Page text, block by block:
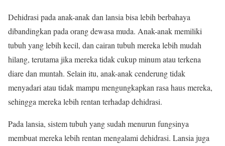
Dehidrasi pada anak-anak dan lansia bisa lebih berbahaya
dibandingkan pada orang dewasa muda. Anak-anak memiliki
tubuh yang lebih kecil, dan cairan tubuh mereka lebih mudah
hilang, terutama jika mereka tidak cukup minum atau terkena
diare dan muntah. Selain itu, anak-anak cenderung tidak
menyadari atau tidak mampu mengungkapkan rasa haus mereka,
sehingga mereka lebih rentan terhadap dehidrasi.
Pada lansia, sistem tubuh yang sudah menurun fungsinya
membuat mereka lebih rentan mengalami dehidrasi. Lansia juga